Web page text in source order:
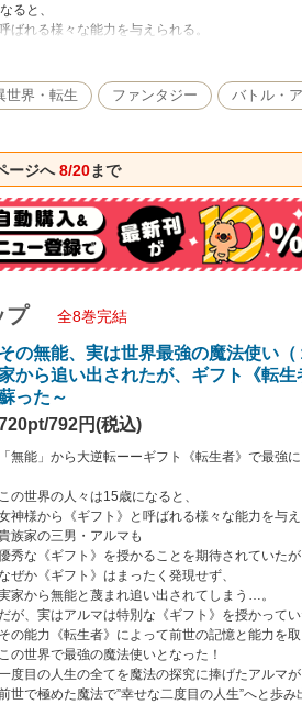
ると、
ばれる様々な能力を与えられる。
く発現せず、
出されてしまう…。
て前世の記憶と能力を取り戻したアルマは、
いとなった！
の探究に捧げたアルマが、
な二度目の人生”へと歩み出す！
世界・転生 ファンタジー バトル・
ージへ8/20まで
プ 全8巻完結
その無能、実は世界最強の魔法使い
から追い出されたが、ギフト《転
った～
792円(税込)
「無能」から大逆転ーーギフト《転生者》で最強に
この世界の人々は15歳になると、
神様から《ギフト》と呼ばれる様々な能力を与え
族家の三男・アルマも
秀な《ギフト》を授かることを期待されていたが
ぜか《ギフト》はまったく発現せず、
家から無能と蔑まれ追い出されてしまう…。
が、実はアルマは特別な《ギフト》を授かってい
その能力《転生者》によって前世の記憶と能力を取
この世界で最強の魔法使いとなった！
度目の人生の全てを魔法の探究に捧げたアルマが
世で極めた魔法で”幸せな二度目の人生”へと歩み